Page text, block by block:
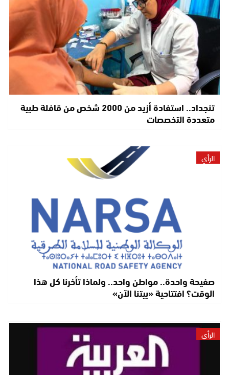
تنجداد.. استفادة أزيد من 2000 شخص من قافلة طبية
متعددة التخصصات
الرأي
صفيحة واحدة.. مواطن واحد.. ولماذا تأخرنا كل هذا
الوقت؟ افتتاحية «بيتنا الآن»
الرأي